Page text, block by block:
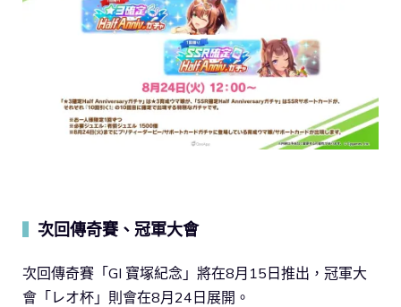
次回傳奇賽、冠軍大會
次回傳奇賽「GI 寶塚紀念」將在8月15日推出，冠軍大
會「レオ杯」則會在8月24日展開。